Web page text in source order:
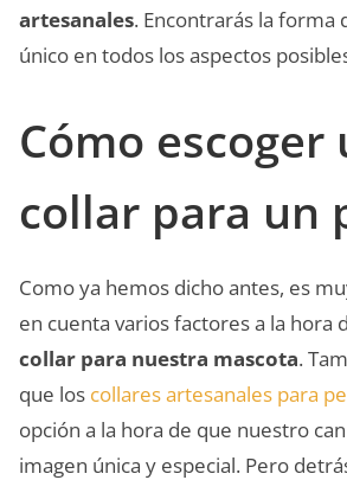
artesanales. Encontrarás la forma
único en todos los aspectos
Cómo escoger
collar para un
Como ya hemos dicho antes, es
en cuenta varios factores a la hora
collar para nuestra mascota.
que los collares artesanales para
opción a la hora de que nuestro
imagen única y especial. Pero